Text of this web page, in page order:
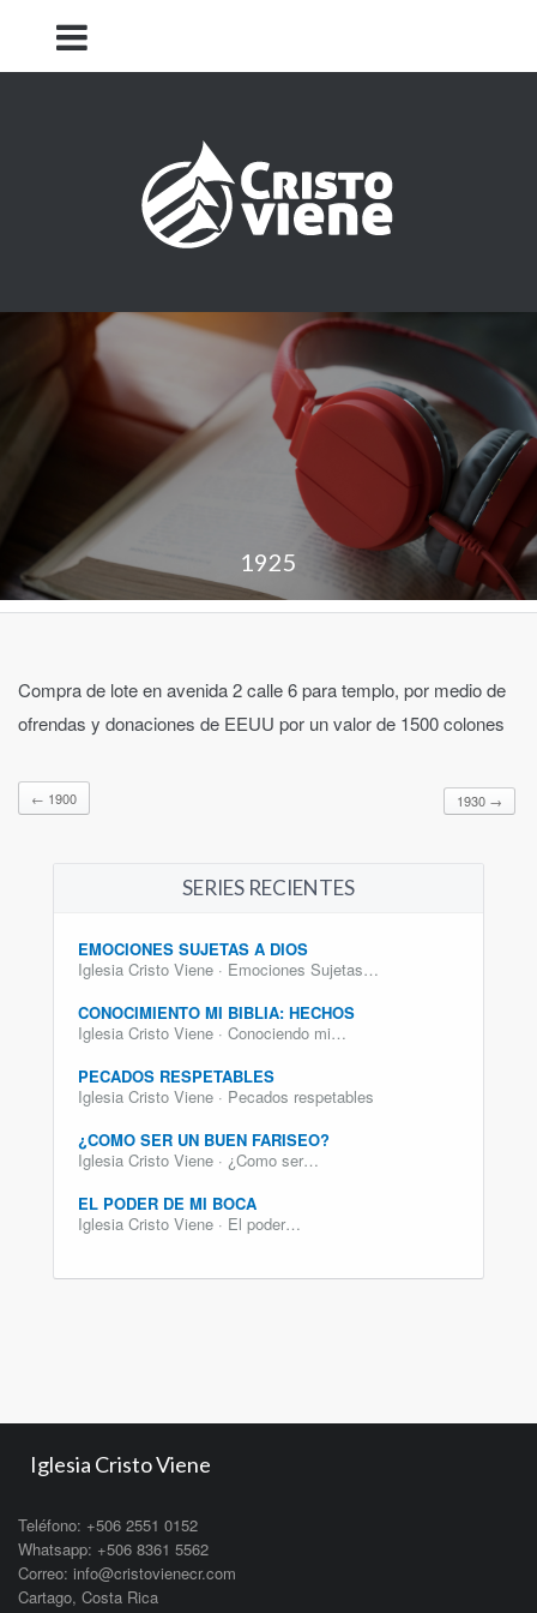
1925
Compra de lote en avenida 2 calle 6 para templo, por medio de
ofrendas y donaciones de EEUU por un valor de 1500 colones
← 1900 1930 →
SERIES RECIENTES
EMOCIONES SUJETAS A DIOS
Iglesia Cristo Viene · Emociones Sujetas…
CONOCIMIENTO MI BIBLIA: HECHOS
Iglesia Cristo Viene · Conociendo mi…
PECADOS RESPETABLES
Iglesia Cristo Viene · Pecados respetables
¿COMO SER UN BUEN FARISEO?
Iglesia Cristo Viene · ¿Como ser…
EL PODER DE MI BOCA
Iglesia Cristo Viene · El poder…
Iglesia Cristo Viene
Teléfono: +506 2551 0152
Whatsapp: +506 8361 5562
Correo: info@cristovienecr.com
Cartago, Costa Rica